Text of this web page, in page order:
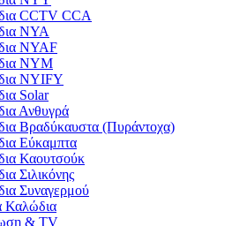
CCTV CCA
NYA
NYAF
NYΜ
ΝΥΙFY
Solar
Ανθυγρά
Βραδύκαυστα (Πυράντοχα)
Εύκαμπτα
Καουτσούκ
Σιλικόνης
Συναγερμού
Καλώδια
& TV